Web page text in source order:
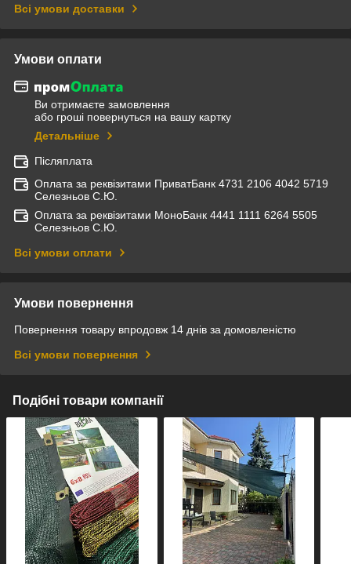
Всі умови доставки
Умови оплати
Ви отримаєте замовлення
або гроші повернуться на вашу картку
Детальніше
Післяплата
Оплата за реквізитами ПриватБанк 4731 2106 4042 5719
Селезньов С.Ю.
Оплата за реквізитами МоноБанк 4441 1111 6264 5505
Селезньов С.Ю.
Всі умови оплати
Умови повернення
Повернення товару впродовж 14 днів за домовленістю
Всі умови повернення
Подібні товари компанії